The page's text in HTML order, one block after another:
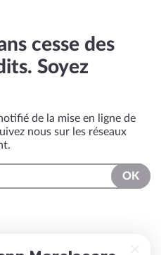
cesse des
Soyez
de la mise en ligne de
nous sur les réseaux
OK